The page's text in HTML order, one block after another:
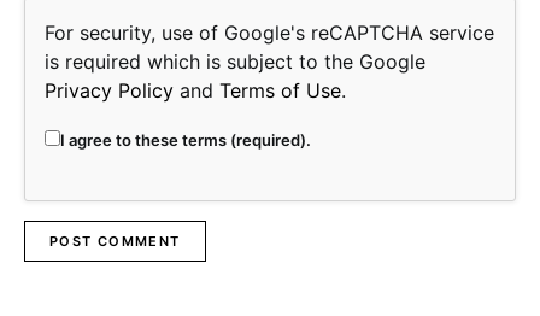
For security, use of Google's reCAPTCHA service
is required which is subject to the Google
Privacy Policy and Terms of Use.
I agree to these terms (required).